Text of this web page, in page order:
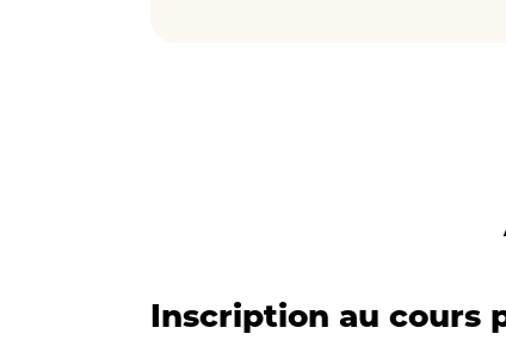
Inscription au cours